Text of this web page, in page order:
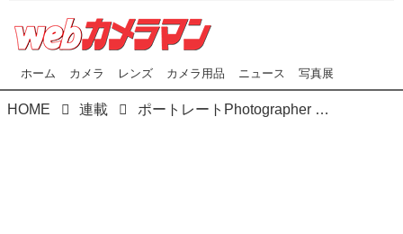
ホーム カメラ レンズ カメラ用品 ニュース 写真展
HOME 連載 ポートレートPhotographer 河野英喜が撮影 Webカメラマンオリジナルコンテンツ『発掘！アイドル図鑑』 FILE No.030 斎藤さらら 1/4